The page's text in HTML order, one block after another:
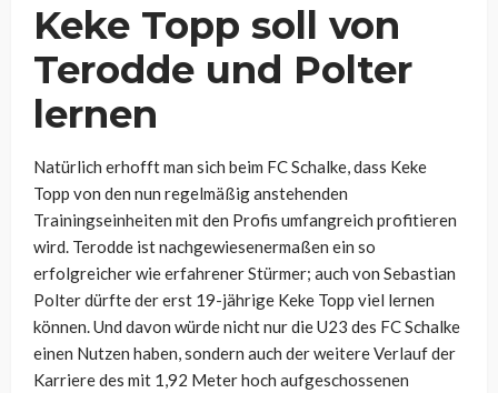
Keke Topp soll von
Terodde und Polter
lernen
Natürlich erhofft man sich beim FC Schalke, dass Keke
Topp von den nun regelmäßig anstehenden
Trainingseinheiten mit den Profis umfangreich profitieren
wird. Terodde ist nachgewiesenermaßen ein so
erfolgreicher wie erfahrener Stürmer; auch von Sebastian
Polter dürfte der erst 19-jährige Keke Topp viel lernen
können. Und davon würde nicht nur die U23 des FC Schalke
einen Nutzen haben, sondern auch der weitere Verlauf der
Karriere des mit 1,92 Meter hoch aufgeschossenen